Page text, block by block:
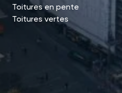
Toitures en pente
Toitures vertes